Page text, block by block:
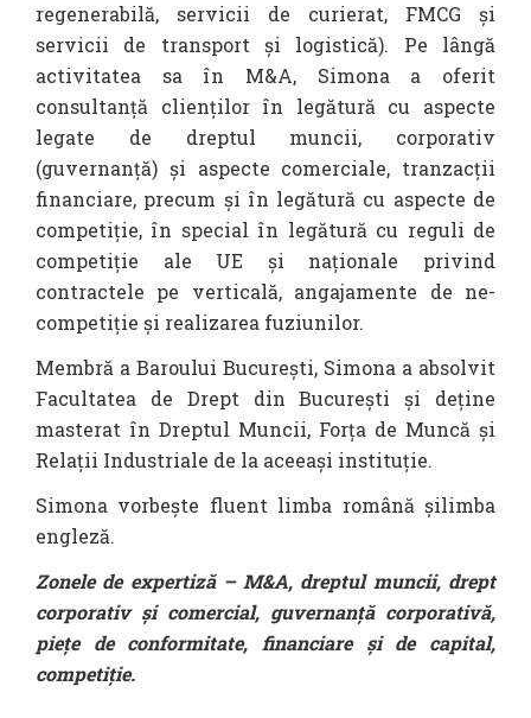
regenerabilă, servicii de curierat, FMCG și
servicii de transport și logistică). Pe lângă
activitatea sa în M&A, Simona a oferit
consultanță clienților în legătură cu aspecte
legate de dreptul muncii, corporativ
(guvernanță) și aspecte comerciale, tranzacții
financiare, precum și în legătură cu aspecte de
competiție, în special în legătură cu reguli de
competiție ale UE și naționale privind
contractele pe verticală, angajamente de ne-
competiție și realizarea fuziunilor.
Membră a Baroului București, Simona a absolvit
Facultatea de Drept din București și deține
masterat în Dreptul Muncii, Forța de Muncă și
Relații Industriale de la aceeași instituție.
Simona vorbește fluent limba română șilimba
engleză.
Zonele de expertiză – M&A, dreptul muncii, drept
corporativ și comercial, guvernanță corporativă,
piețe de conformitate, financiare și de capital,
competiție.